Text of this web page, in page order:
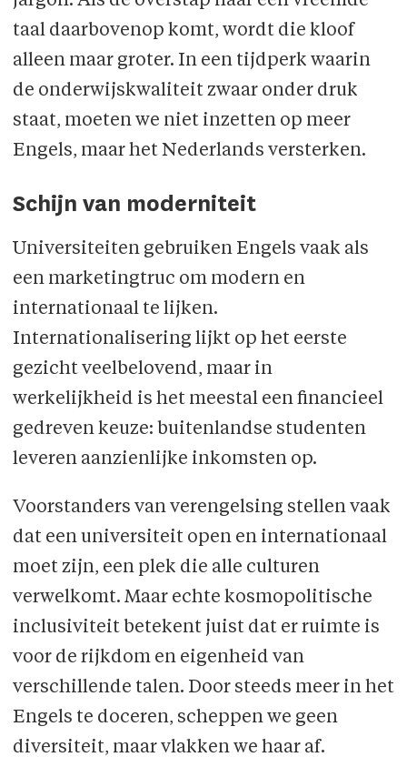
taal daarbovenop komt, wordt die kloof
alleen maar groter. In een tijdperk waarin
de onderwijskwaliteit zwaar onder druk
staat, moeten we niet inzetten op meer
Engels, maar het Nederlands versterken.
Schijn van moderniteit
Universiteiten gebruiken Engels vaak als
een marketingtruc om modern en
internationaal te lijken.
Internationalisering lijkt op het eerste
gezicht veelbelovend, maar in
werkelijkheid is het meestal een financieel
gedreven keuze: buitenlandse studenten
leveren aanzienlijke inkomsten op.
Voorstanders van verengelsing stellen vaak
dat een universiteit open en internationaal
moet zijn, een plek die alle culturen
verwelkomt. Maar echte kosmopolitische
inclusiviteit betekent juist dat er ruimte is
voor de rijkdom en eigenheid van
verschillende talen. Door steeds meer in het
Engels te doceren, scheppen we geen
diversiteit, maar vlakken we haar af.